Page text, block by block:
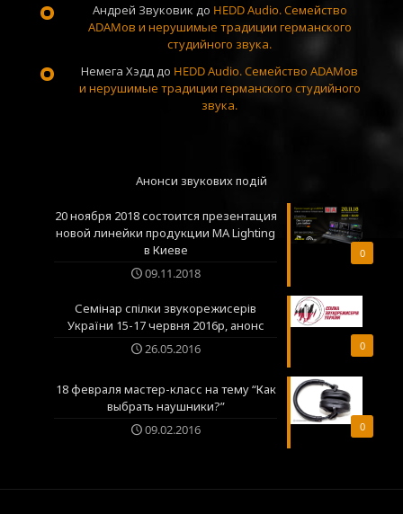
Андрей Звуковик до HEDD Audio. Семейство
ADAMов и нерушимые традиции германского
студийного звука.
Немега Хэдддо HEDD Audio. Семейство ADAMов
и нерушимые традиции германского студийного
звука.
Анонси звукових подій
0
20 ноября 2018 состоится презентация
новой линейки продукции MA Lighting
в Киеве
09.11.2018
0
Семінар спілки звукорежисерів
України 15-17 червня 2016р, анонс
26.05.2016
0
18 февраля мастер-класс на тему “Как
выбрать наушники?”
09.02.2016